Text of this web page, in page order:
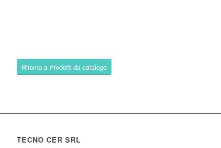
Ritorna a Prodotti da catalogo
TECNO CER SRL